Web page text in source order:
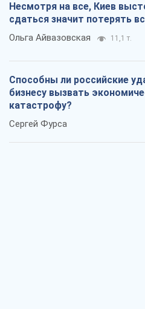
Несмотря на все, Киев
сдаться значит потерять
Ольга Айвазовская 11,1 т.
Способны ли российские
бизнесу вызвать
катастрофу?
Сергей Фурса